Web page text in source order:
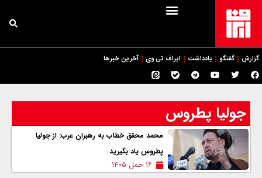
گزارش گفتگو یادداشت ایراف تی وی آخرین خبرها
جولیا پطروس
محمد محقق خطاب به رهبران عرب: از جولیا
پطروس یاد بگیرید
۱۶ حمل ۱۴۰۵